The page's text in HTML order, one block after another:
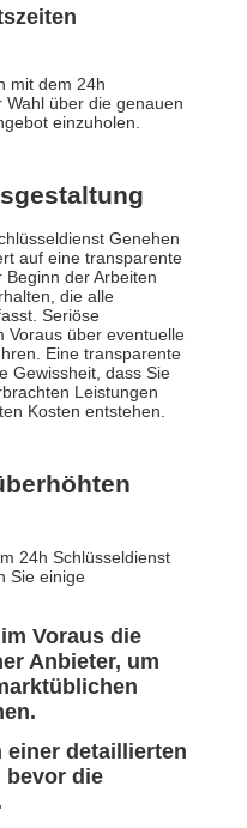
mit dem 24h
über die genauen
einzuholen.
Genehen
auf eine transparente
Beginn der Arbeiten
die alle
Seriöse
Voraus über eventuelle
Eine transparente
Gewissheit, dass Sie
Leistungen
Kosten entstehen.
24h Schlüsseldienst
Sie einige
Voraus die
Anbieter, um
einer detaillierten
bevor die